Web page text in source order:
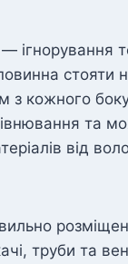
ігнорування
стояти
з кожного
та
від
розміщені
труби та